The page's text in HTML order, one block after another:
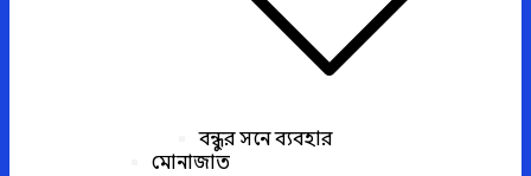
বন্ধুর সনে ব্যবহার
মোনাজাত